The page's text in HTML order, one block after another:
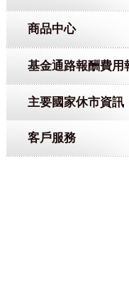
商品中心
基金通路報酬費用
主要國家休市資訊
客戶服務